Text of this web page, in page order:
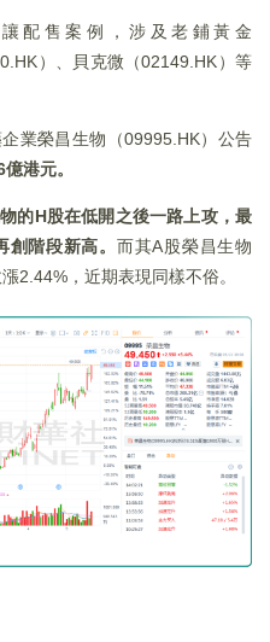
配售案例，涉及老鋪黃金
）、貝克微（02149.HK）等
業榮昌生物（09995.HK）公告
港元。
的H股在低開之後一路上攻，最
階段新高。 而其A股榮昌生物
2.44%，近期表現同樣不俗。